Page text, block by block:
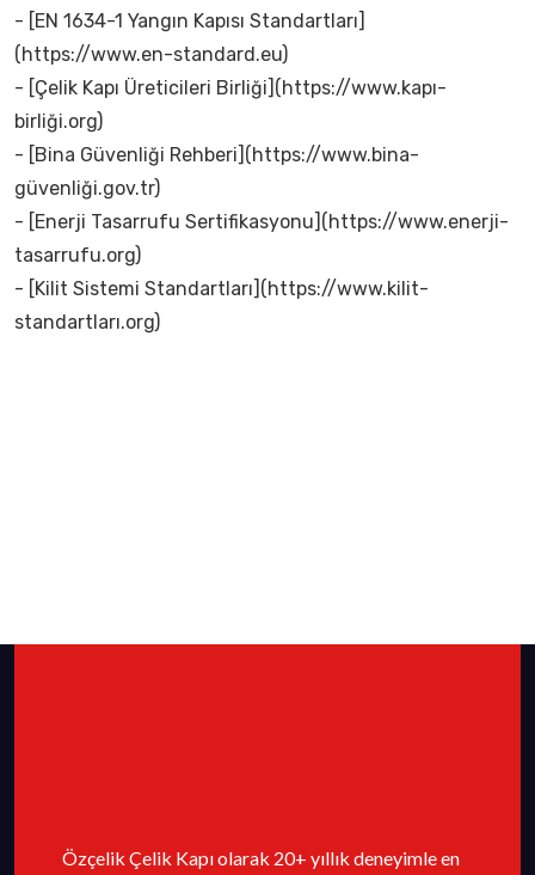
- [EN 1634-1 Yangın Kapısı Standartları]
(https://www.en-standard.eu)
- [Çelik Kapı Üreticileri Birliği](https://www.kapı-
birliği.org)
- [Bina Güvenliği Rehberi](https://www.bina-
güvenliği.gov.tr)
- [Enerji Tasarrufu Sertifikasyonu](https://www.enerji-
tasarrufu.org)
- [Kilit Sistemi Standartları](https://www.kilit-
standartları.org)
Özçelik Çelik Kapı olarak 20+ yıllık deneyimle en